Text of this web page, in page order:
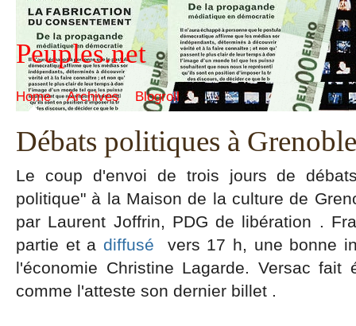
Peuples.net
Home Archives Blogroll
Débats politiques à Grenoble
Le coup d'envoi de trois jours de
politique" à la Maison de la culture de
par Laurent Joffrin, PDG de libération .
partie et a diffusé
vers 17 h, une bonne
l'économie Christine Lagarde. Versac fait
comme l'atteste son dernier billet .